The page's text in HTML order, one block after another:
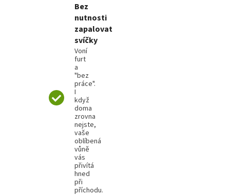
Bez
nutnosti
zapalovat
svíčky
Voní
furt
a
"bez
práce".
I
když
doma
zrovna
nejste,
vaše
oblíbená
vůně
vás
přivítá
hned
při
příchodu.